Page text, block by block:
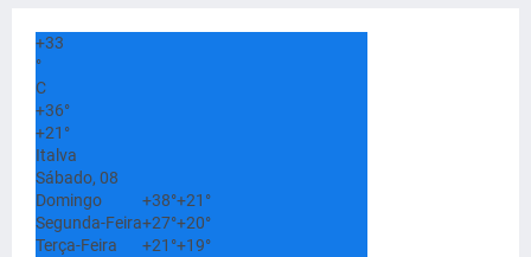
+33
°
C
+36°
+21°
Italva
Sábado, 08
Domingo
+38°+21°
Segunda-Feira+27°+20°
Terça-Feira
+21°+19°